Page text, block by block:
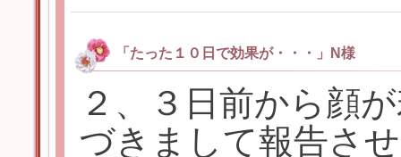
「たった１０日で効果が・・・」N様
２、３日前から顔
づきまして報告さ